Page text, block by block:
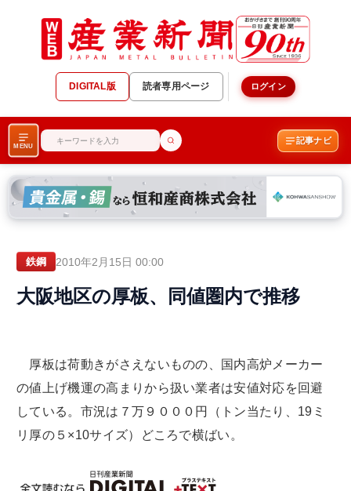
DIGITAL版 読者専用ページ ログイン
MENU
記事ナビ
鉄鋼 2010年2月15日 00:00
大阪地区の厚板、同値圏内で推移
厚板は荷動きがさえないものの、国内高炉メーカー
の値上げ機運の高まりから扱い業者は安値対応を回避
している。市況は７万９０００円（トン当たり、19ミ
リ厚の５×10サイズ）どころで横ばい。